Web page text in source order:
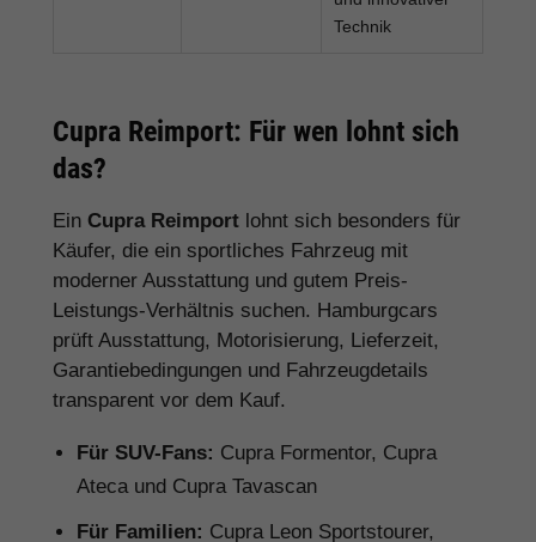
Technik
Cupra Reimport: Für wen lohnt sich
das?
Ein Cupra Reimport lohnt sich besonders für
Käufer, die ein sportliches Fahrzeug mit
moderner Ausstattung und gutem Preis-
Leistungs-Verhältnis suchen. Hamburgcars
prüft Ausstattung, Motorisierung, Lieferzeit,
Garantiebedingungen und Fahrzeugdetails
transparent vor dem Kauf.
Für SUV-Fans: Cupra Formentor, Cupra
Ateca und Cupra Tavascan
Für Familien: Cupra Leon Sportstourer,